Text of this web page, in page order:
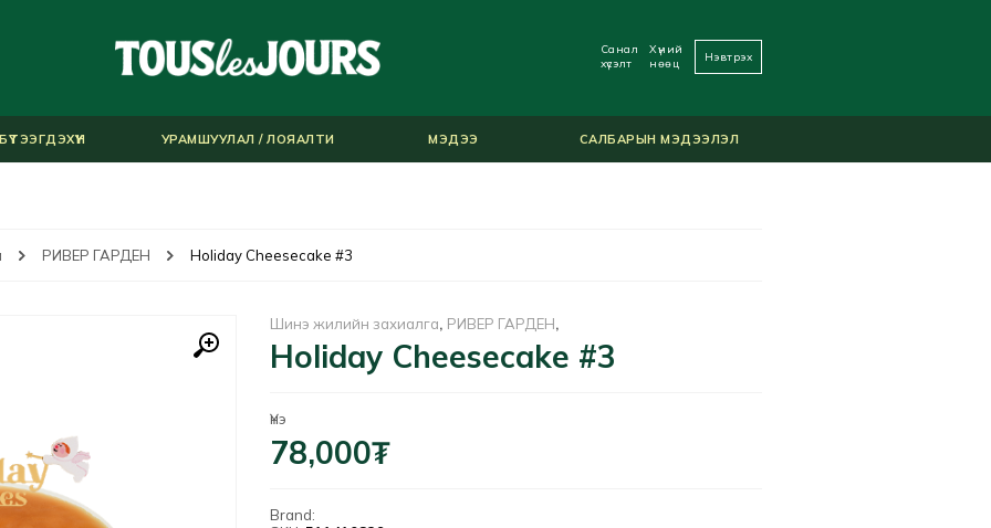
Санал
хүсэлт
Хүний
нөөц
Нэвтрэх
БҮТЭЭГДЭХҮҮН УРАМШУУЛАЛ / ЛОЯАЛТИ МЭДЭЭ САЛБАРЫН МЭДЭЭЛЭЛ
РИВЕР ГАРДЕН Holiday Cheesecake #3
Шинэ жилийн захиалга, РИВЕР ГАРДЕН,
Holiday Cheesecake #3
Үнэ
78,000₮
Brand: